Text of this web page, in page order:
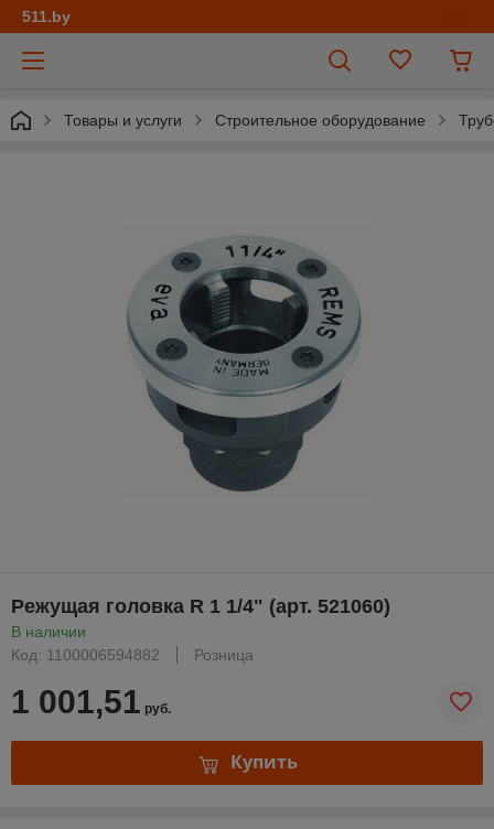
511.by
Товары и услуги Строительное оборудование
Режущая головка R 1 1/4" (арт. 521060)
В наличии
Код: 1100006594882
Розница
1 001,51 руб.
Купить